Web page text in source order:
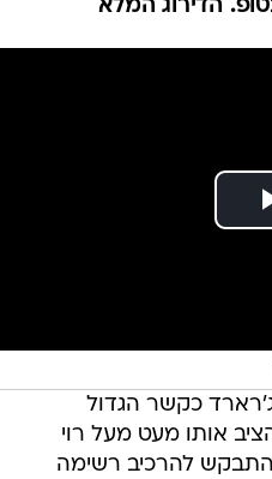
הדירוג המלא
ג'רארד כקשר הגדול
אותו מעט מעל רוי
התבקש להרכיב רשימה